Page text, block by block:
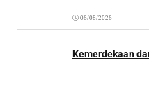
06/08/2026
Kemerdekaan